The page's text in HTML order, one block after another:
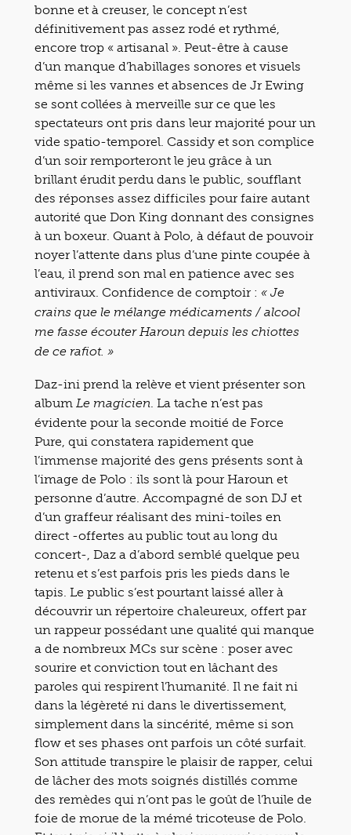
bonne et à creuser, le concept n’est
définitivement pas assez rodé et rythmé,
encore trop « artisanal ». Peut-être à cause
d’un manque d’habillages sonores et visuels
même si les vannes et absences de Jr Ewing
se sont collées à merveille sur ce que les
spectateurs ont pris dans leur majorité pour un
vide spatio-temporel. Cassidy et son complice
d’un soir remporteront le jeu grâce à un
brillant érudit perdu dans le public, soufflant
des réponses assez difficiles pour faire autant
autorité que Don King donnant des consignes
à un boxeur. Quant à Polo, à défaut de pouvoir
noyer l’attente dans plus d’une pinte coupée à
l’eau, il prend son mal en patience avec ses
antiviraux. Confidence de comptoir : « Je
crains que le mélange médicaments / alcool
me fasse écouter Haroun depuis les chiottes
de ce rafiot. »
Daz-ini prend la relève et vient présenter son
album Le magicien . La tache n’est pas
évidente pour la seconde moitié de Force
Pure, qui constatera rapidement que
l’immense majorité des gens présents sont à
l’image de Polo : ils sont là pour Haroun et
personne d’autre. Accompagné de son DJ et
d’un graffeur réalisant des mini-toiles en
direct -offertes au public tout au long du
concert-, Daz a d’abord semblé quelque peu
retenu et s’est parfois pris les pieds dans le
tapis. Le public s’est pourtant laissé aller à
découvrir un répertoire chaleureux, offert par
un rappeur possédant une qualité qui manque
a de nombreux MCs sur scène : poser avec
sourire et conviction tout en lâchant des
paroles qui respirent l’humanité. Il ne fait ni
dans la légèreté ni dans le divertissement,
simplement dans la sincérité, même si son
flow et ses phases ont parfois un côté surfait.
Son attitude transpire le plaisir de rapper, celui
de lâcher des mots soignés distillés comme
des remèdes qui n’ont pas le goût de l’huile de
foie de morue de la mémé tricoteuse de Polo.